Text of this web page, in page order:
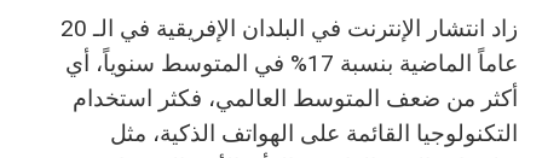
زاد انتشار الإنترنت في البلدان الإفريقية في الـ 20
عاماً الماضية بنسبة 17% في المتوسط سنوياً، أي
أكثر من ضعف المتوسط العالمي، فكثر استخدام
التكنولوجيا القائمة على الهواتف الذكية، مثل